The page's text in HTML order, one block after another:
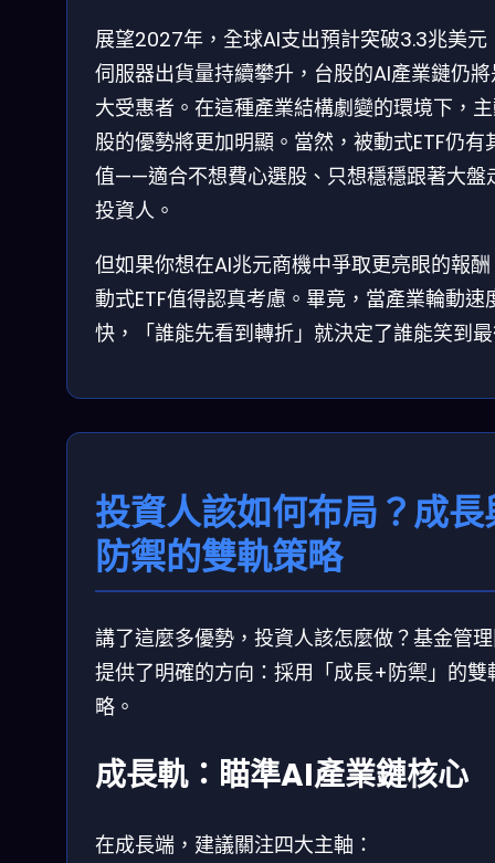
展望2027年，全球AI支出預計突破3.3兆美元
伺服器出貨量持續攀升，台股的AI產業鏈仍
大受惠者。在這種產業結構劇變的環境下，
股的優勢將更加明顯。當然，被動式ETF仍有
值——適合不想費心選股、只想穩穩跟著大盤
投資人。
但如果你想在AI兆元商機中爭取更亮眼的報
動式ETF值得認真考慮。畢竟，當產業輪動速
快，「誰能先看到轉折」就決定了誰能笑到
投資人該如何布局？成長
防禦的雙軌策略
講了這麼多優勢，投資人該怎麼做？基金管
提供了明確的方向：採用「成長+防禦」的雙
略。
成長軌：瞄準AI產業鏈核心
在成長端，建議關注四大主軸：